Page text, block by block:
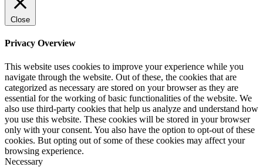
Close
Privacy Overview
This website uses cookies to improve your experience while you
navigate through the website. Out of these, the cookies that are
categorized as necessary are stored on your browser as they are
essential for the working of basic functionalities of the website. We
also use third-party cookies that help us analyze and understand how
you use this website. These cookies will be stored in your browser
only with your consent. You also have the option to opt-out of these
cookies. But opting out of some of these cookies may affect your
browsing experience.
Necessary